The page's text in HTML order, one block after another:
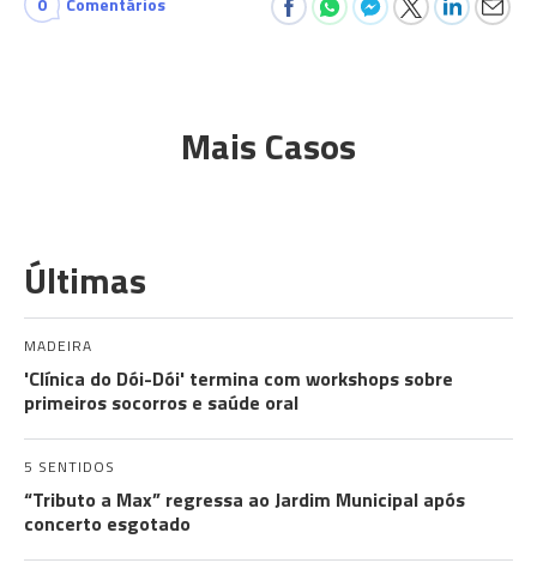
Mais Casos
Últimas
MADEIRA
'Clínica do Dói-Dói' termina com workshops sobre
primeiros socorros e saúde oral
5 SENTIDOS
“Tributo a Max” regressa ao Jardim Municipal após
concerto esgotado